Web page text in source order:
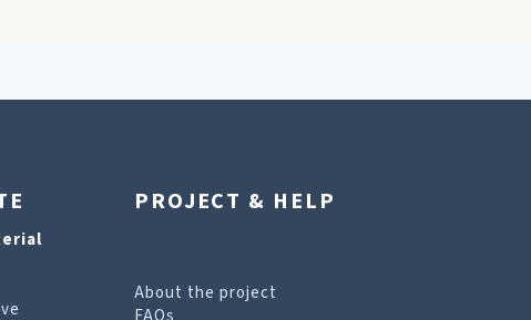
PROJECT & HELP
About the project